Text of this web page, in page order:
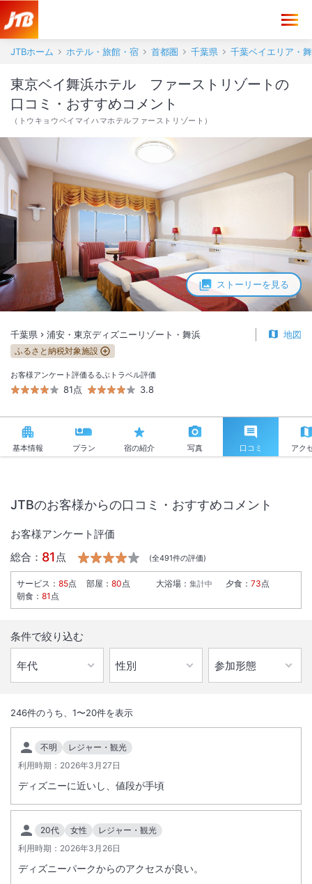
JTBホーム ホテル・旅館・宿 首都圏 千葉県 千葉ベイエリア・
ストーリーを見る
東京ベイ舞浜ホテル ファーストリゾートの
口コミ・おすすめコメント
（ トウキョウベイマイハマホテルファーストリゾート ）
千葉県 浦安・東京ディズニーリゾート・舞浜 地図
ふるさと納税対象施設
お客様アンケート評価
81点
るるぶトラベル評価
3.8
基本情報 プラン 宿の紹介 写真 口コミ アク
東京ディズニーリゾート(R)・オフィシャルホテル第一号。
レストラン・宴会場・ショッピングアーケードを完備したリゾートホテ
す。
東京ディズニーランド(R)まで、無料シャトルバス運行。
JTBのお客様からの口コミ・おすすめコメント
お客様アンケート評価
総合： 81 点 (全491件の評価)
サービス ： 85点 部屋 ： 80点 大浴場 ： 集計中 夕食 ： 73点
朝食 ： 81 点
条件で絞り込む
246件のうち、 1〜20件を表示
不明
レジャー・観光
利用時期： 2026年3月27日
ディズニーに近いし、値段が手頃
20代 女性
レジャー・観光
利用時期： 2026年3月26日
ディズニーパークからのアクセスが良い。